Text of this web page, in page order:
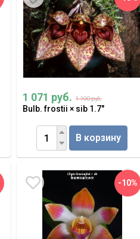
1 071 руб. 1 190 руб.
Bulb. frostii × sib 1.7"
В корзину
-10%